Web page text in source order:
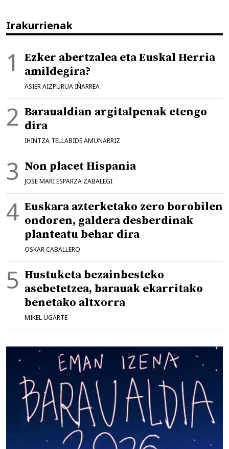
Irakurrienak
Ezker abertzalea eta Euskal Herria
amildegira?
ASIER AIZPURUA IÑARREA
Baraualdian argitalpenak etengo
dira
IHINTZA TELLABIDE AMUNARRIZ
Non placet Hispania
JOSE MARI ESPARZA ZABALEGI
Euskara azterketako zero borobilen
ondoren, galdera desberdinak
planteatu behar dira
OSKAR CABALLERO
Hustuketa bezainbesteko
asebetetzea, barauak ekarritako
benetako altxorra
MIKEL UGARTE